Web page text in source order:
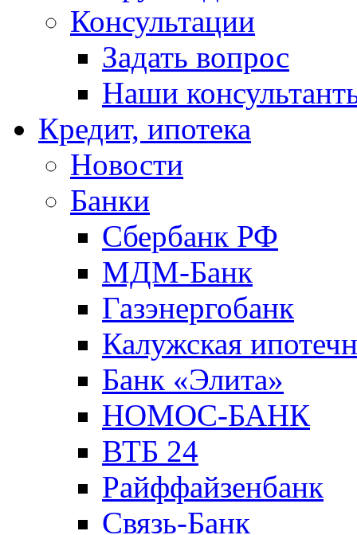
Консультации
Задать вопрос
Наши
Кредит, ипотека
Новости
Банки
Сбербанк РФ
МДМ-Банк
Газэнергобанк
Калужская
Банк «Элита»
НОМОС-БАНК
ВТБ 24
Райффайзенбанк
Связь-Банк